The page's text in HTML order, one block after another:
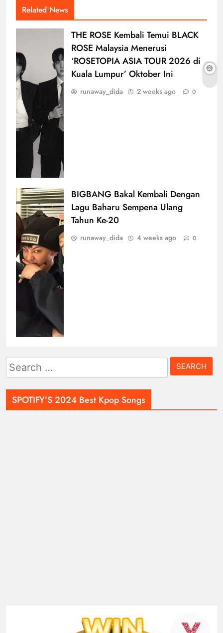
Related News
THE ROSE Kembali Temui BLACK
ROSE Malaysia Menerusi
‘ROSETOPIA ASIA TOUR 2026 di
Kuala Lumpur’ Oktober Ini
runaway_dida 2 weeks ago 0
BIGBANG Bakal Kembali Dengan
Lagu Baharu Sempena Ulang
Tahun Ke-20
runaway_dida 4 weeks ago 0
Search
for:
SPOTIFY’S 2024 Best Kpop Songs